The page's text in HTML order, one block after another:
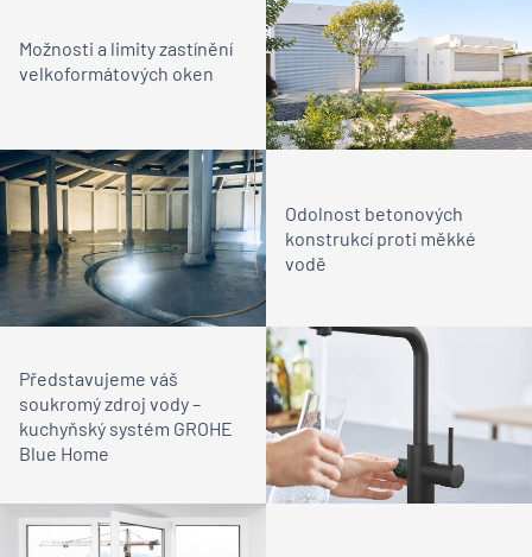
Možnosti a limity zastínění
velkoformátových oken
Odolnost betonových
konstrukcí proti měkké
vodě
Představujeme váš
soukromý zdroj vody –
kuchyňský systém GROHE
Blue Home